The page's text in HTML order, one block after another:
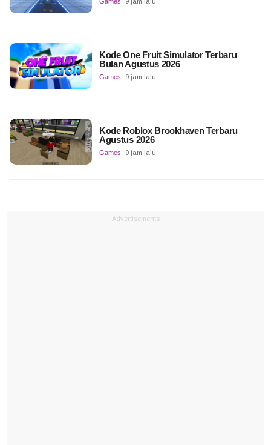
Kode One Fruit Simulator Terbaru
Bulan Agustus 2026
Games 9 jam lalu
Kode Roblox Brookhaven Terbaru
Agustus 2026
Games 9 jam lalu
Advertisements